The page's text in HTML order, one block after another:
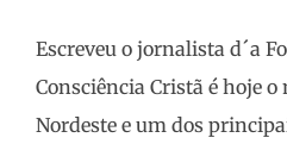
Escreveu o jornalista d´a
Consciência Cristã é hoje
Nordeste e um dos